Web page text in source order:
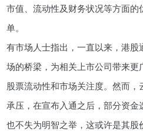
腾讯与马化腾：腾讯五虎是如何分
配股权的
08-01
资鲸精选 | 迈瑞医疗上市：是王者
归来，还是“毒角兽”降临？
09-29
市值、流动性及财务状况等方面
单。
有市场人士指出，一直以来，港
场的桥梁，为相关上市公司带来
股票流动性和市场关注度。然而
承压，在宣布入通之后，部分资金
也不失为明智之举，这或许是其股